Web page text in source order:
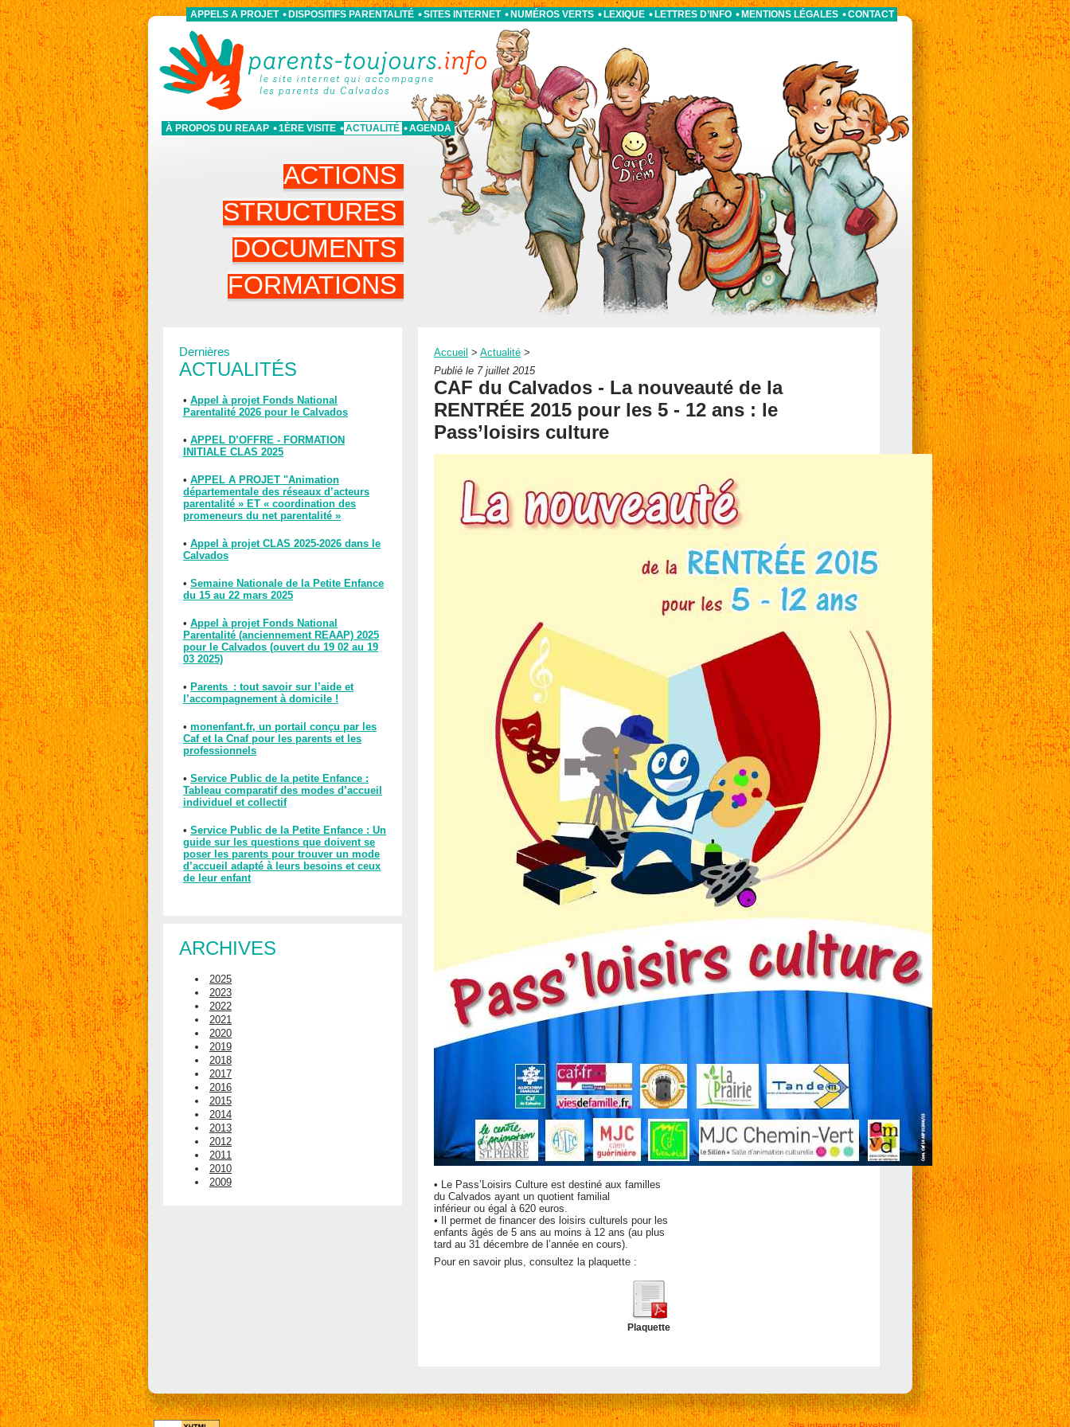
À PROPOS DU REAAP 1ÈRE VISITE ACTUALITÉ AGENDA
APPELS A PROJET DISPOSITIFS PARENTALITÉ SITES INTERNET NUMÉROS VERTS LEXIQUE LETTRES D’INFO MENTIONS LÉGALES CONTACT
ACTIONS
STRUCTURES
DOCUMENTS
FORMATIONS
Dernières
ACTUALITÉS
• Appel à projet Fonds National
Parentalité 2026 pour le Calvados
• APPEL D’OFFRE - FORMATION
INITIALE CLAS 2025
• APPEL A PROJET "Animation
départementale des réseaux d’acteurs
parentalité » ET « coordination des
promeneurs du net parentalité »
• Appel à projet CLAS 2025-2026 dans le
Calvados
• Semaine Nationale de la Petite Enfance
du 15 au 22 mars 2025
• Appel à projet Fonds National
Parentalité (anciennement REAAP) 2025
pour le Calvados (ouvert du 19 02 au 19
03 2025)
• Parents : tout savoir sur l’aide et
l’accompagnement à domicile !
• monenfant.fr, un portail conçu par les
Caf et la Cnaf pour les parents et les
professionnels
• Service Public de la petite Enfance :
Tableau comparatif des modes d’accueil
individuel et collectif
• Service Public de la Petite Enfance : Un
guide sur les questions que doivent se
poser les parents pour trouver un mode
d’accueil adapté à leurs besoins et ceux
de leur enfant
ARCHIVES
2025
2023
2022
2021
2020
2019
2018
2017
2016
2015
2014
2013
2012
2011
2010
2009
Accueil > Actualité >
Publié le 7 juillet 2015
CAF du Calvados - La nouveauté de la
RENTRÉE 2015 pour les 5 - 12 ans : le
Pass’loisirs culture
• Le Pass’Loisirs Culture est destiné aux familles
du Calvados ayant un quotient familial
inférieur ou égal à 620 euros.
• Il permet de financer des loisirs culturels pour les
enfants âgés de 5 ans au moins à 12 ans (au plus
tard au 31 décembre de l’année en cours).
Pour en savoir plus, consultez la plaquette :
Plaquette